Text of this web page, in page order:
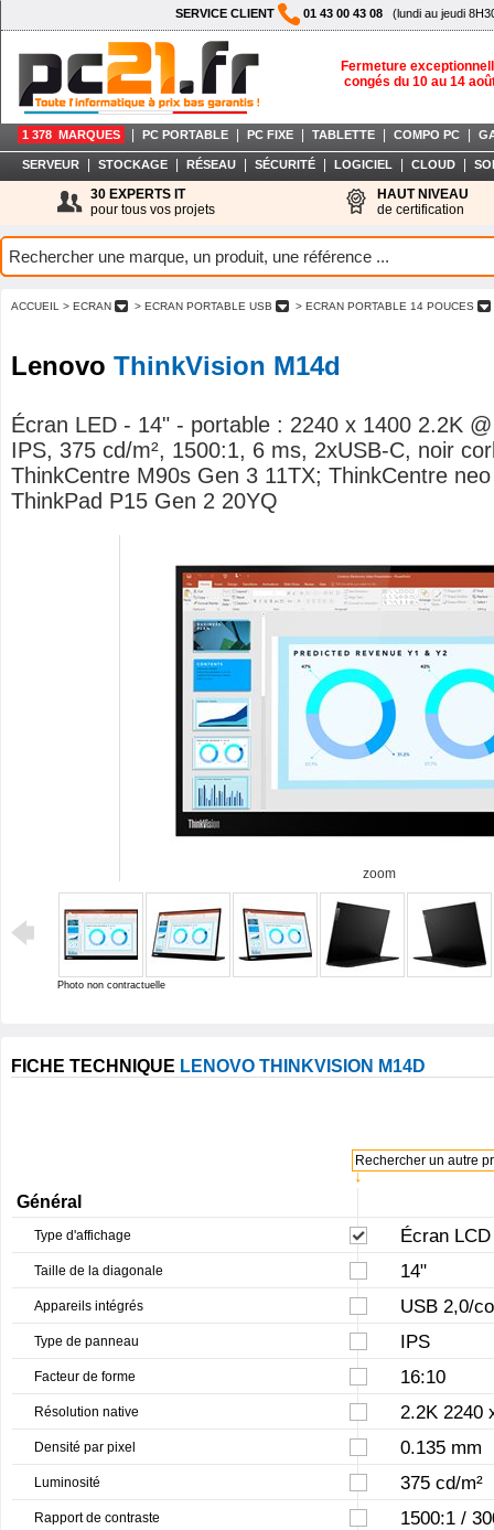
SERVICE CLIENT 01 43 00 43 08 (lundi au jeudi
Fermeture
congés du 10 au 14
1 378 MARQUES PC PORTABLE PC FIXE TABLETTE COMPO PC
SERVEUR STOCKAGE RÉSEAU SÉCURITÉ LOGICIEL CLOUD
30 EXPERTS IT
pour tous vos projets
HAUT NIVEAU
de certification
ACCUEIL > ECRAN > ECRAN PORTABLE USB > ECRAN PORTABLE 14 POUCES
Lenovo ThinkVision M14d
Écran LED - 14" - portable : 2240 x 1400 2.2K
IPS, 375 cd/m², 1500:1, 6 ms, 2xUSB-C, noir
ThinkCentre M90s Gen 3 11TX; ThinkCentre
ThinkPad P15 Gen 2 20YQ
zoom
Photo non contractuelle
FICHE TECHNIQUE LENOVO THINKVISION M14D
↓
Rechercher un autre
Général
Type d'affichage Écran
Taille de la diagonale 14"
Appareils intégrés USB 2,0/
Type de panneau IPS
Facteur de forme 16:10
Résolution native 2.2K 2240
Densité par pixel 0.135 mm
Luminosité 375 cd/m²
Rapport de contraste 1500:1 /